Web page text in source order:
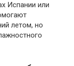
Испании или
летом, но